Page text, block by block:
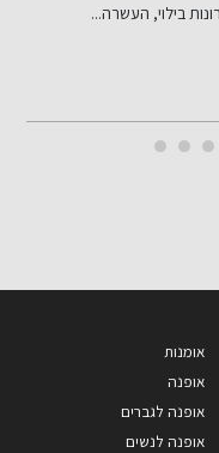
בילוי, העשרה...
אומנות
אופנה
אופנה לגברים
אופנה לנשים